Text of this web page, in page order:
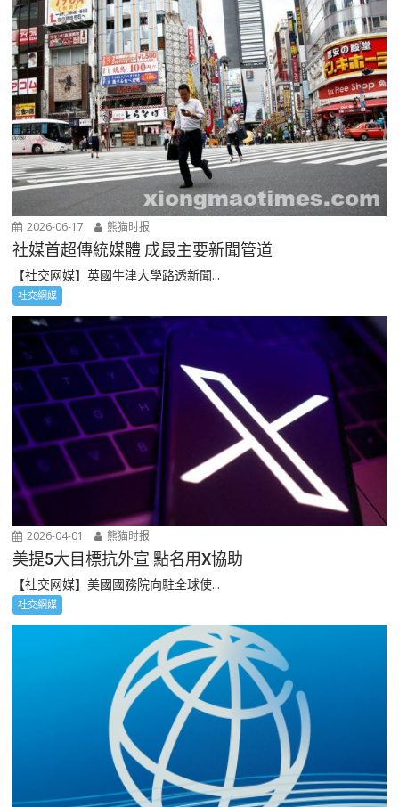
2026-06-17 熊猫时报
社媒首超傳統媒體 成最主要新聞管道
【社交网媒】英國牛津大學路透新聞...
社交網媒
2026-04-01 熊猫时报
美提5大目標抗外宣 點名用X協助
【社交网媒】美國國務院向駐全球使...
社交網媒